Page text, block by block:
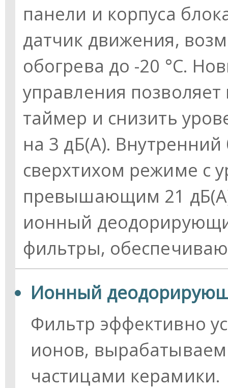
панели и корпуса
датчик движения,
обогрева до -20 °С.
управления
таймер и снизить
на 3 дБ(А).
сверхтихом режиме с
превышающим 21
ионный
фильтры,
Ионный
Фильтр эффективно
ионов,
частицами керамики.